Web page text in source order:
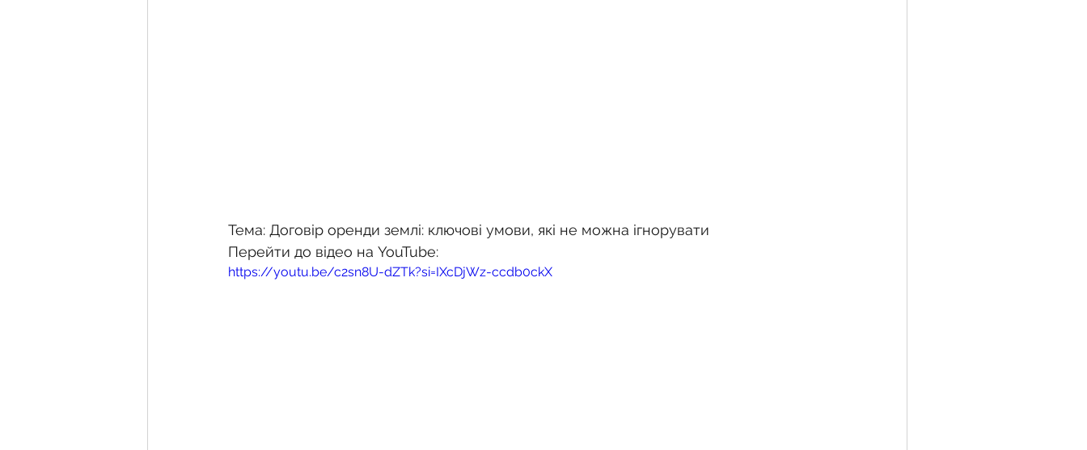
Тема: Договір оренди землі: ключові умови, які не можна ігнорувати
Перейти до відео на YouTube:
https://youtu.be/c2sn8U-dZTk?si=IXcDjWz-ccdb0ckX